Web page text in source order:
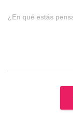
¿En qué estás